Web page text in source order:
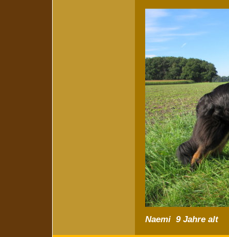
Naemi 9 Jahre alt